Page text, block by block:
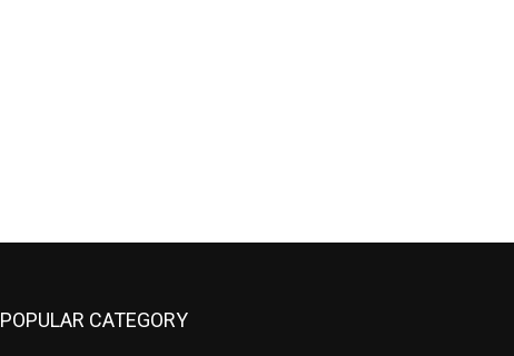
POPULAR CATEGORY